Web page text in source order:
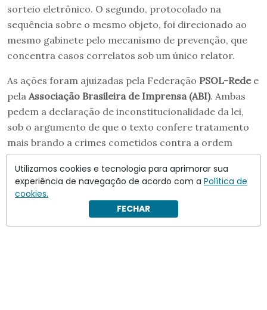
sorteio eletrônico. O segundo, protocolado na
sequência sobre o mesmo objeto, foi direcionado ao
mesmo gabinete pelo mecanismo de prevenção, que
concentra casos correlatos sob um único relator.
As ações foram ajuizadas pela Federação PSOL-Redee
pela Associação Brasileira de Imprensa (ABI). Ambas
pedem a declaração de inconstitucionalidade da lei,
sob o argumento de que o texto confere tratamento
mais brando a crimes cometidos contra a ordem
democrática.
Utilizamos cookies e tecnologia para aprimorar sua
experiência de navegação de acordo com a Política de
cookies.
FECHAR